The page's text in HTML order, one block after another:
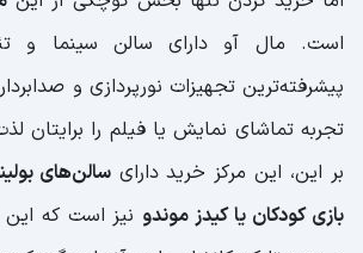
است. مال آو دارای سالن سینما و
پیشرفته‌ترین تجهیزات نورپردازی و
تجربه تماشای نمایش یا فیلم را برایتان
بر این، این مرکز خرید دارایسالن‌های
بازی کودکان یا کیدز موندو نیز است که این